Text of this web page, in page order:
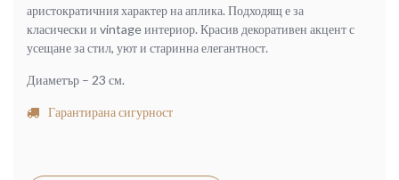
аристократичния характер на аплика. Подходящ е за
класически и vintage интериор. Красив декоративен акцент с
усещане за стил, уют и старинна елегантност.
Диаметър – 23 см.
Гарантирана сигурност